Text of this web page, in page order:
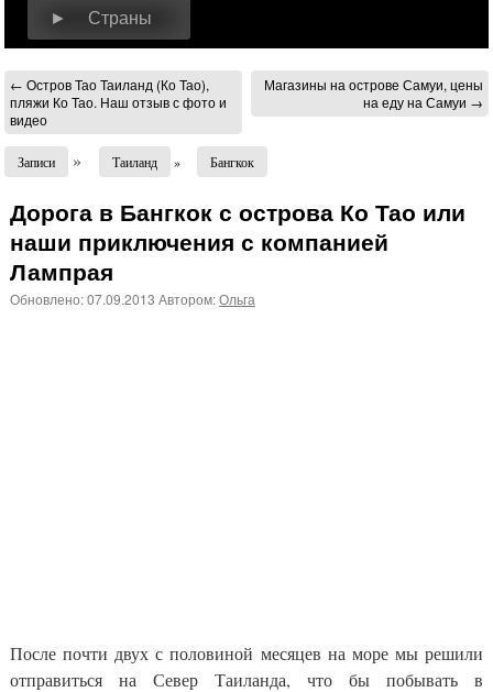
► Страны
← Остров Тао Таиланд (Ко Тао),
пляжи Ко Тао. Наш отзыв с фото и
видео
Магазины на острове Самуи, цены
на еду на Самуи →
Записи » Таиланд » Бангкок
Дорога в Бангкок с острова Ко Тао или
наши приключения с компанией
Лампрая
Обновлено:07.09.2013 Автором:Ольга
После почти двух с половиной месяцев на море мы решили
отправиться на Север Таиланда, что бы побывать в